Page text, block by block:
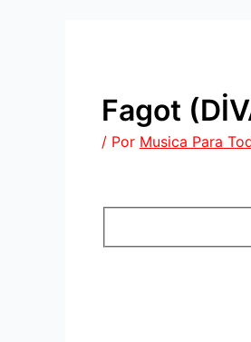
Fagot
/ Por Musica Para